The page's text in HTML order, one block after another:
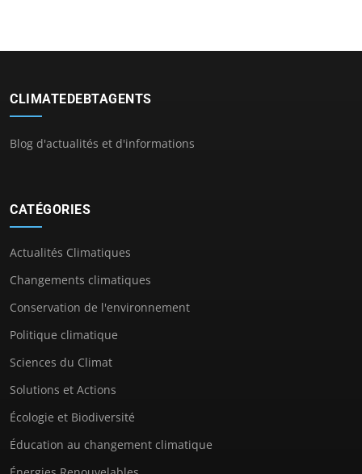
CLIMATEDEBTAGENTS
Blog d'actualités et d'informations
CATÉGORIES
Actualités Climatiques
Changements climatiques
Conservation de l'environnement
Politique climatique
Sciences du Climat
Solutions et Actions
Écologie et Biodiversité
Éducation au changement climatique